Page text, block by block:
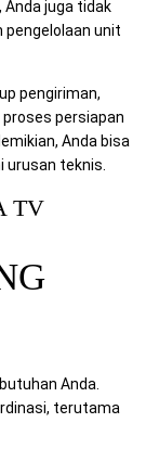
Anda juga tidak
pengelolaan unit
pengiriman,
persiapan
Anda bisa
urusan teknis.
TV
Anda.
terutama